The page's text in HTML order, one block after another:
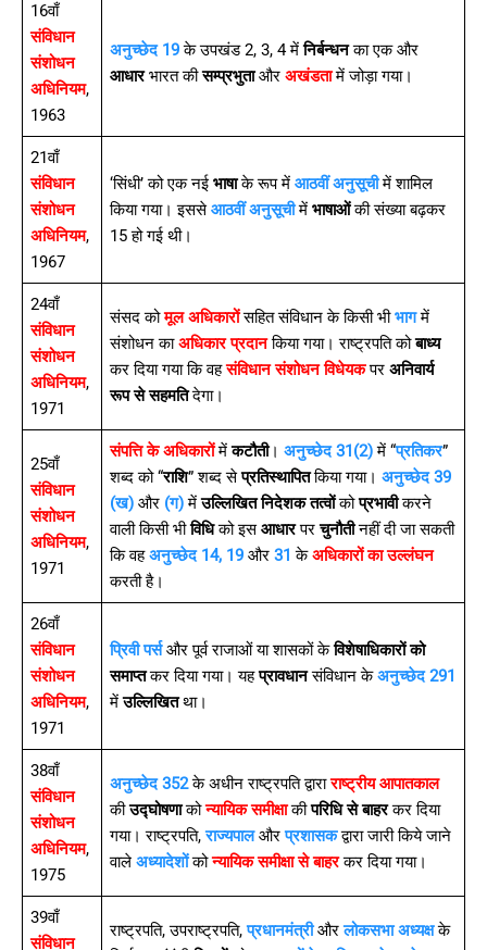
16वाँ
संविधान
संशोधन
अधिनियम,
1963
अनुच्छेद 19के उपखंड 2, 3, 4 मेंनिर्बन्धनका एक और
आधारभारत कीसम्प्रभुताऔरअखंडतामें जोड़ा गया।
21वाँ
संविधान
संशोधन
अधिनियम,
1967
‘सिंधी’ को एक नईभाषाके रूप मेंआठवीं अनुसूचीमें शामिल
किया गया। इससेआठवीं अनुसूचीमेंभाषाओंकी संख्या बढ़कर
15 हो गई थी।
24वाँ
संविधान
संशोधन
अधिनियम,
1971
संसद कोमूल अधिकारोंसहित संविधान के किसी भीभागमें
संशोधन काअधिकार प्रदानकिया गया। राष्ट्रपति कोबाध्य
कर दिया गया कि वहसंविधान संशोधन विधेयकपरअनिवार्य
रूप से सहमतिदेगा।
25वाँ
संविधान
संशोधन
अधिनियम,
1971
संपत्ति के अधिकारोंमेंकटौती।अनुच्छेद 31(2)में “प्रतिकर”
शब्द को “राशि” शब्द सेप्रतिस्थापितकिया गया।अनुच्छेद 39
(ख) और (ग)मेंउल्लिखित निदेशक तत्वोंकोप्रभावीकरने
वाली किसी भीविधिको इसआधारपरचुनौतीनहीं दी जा सकती
कि वहअनुच्छेद 14, 19 और31 केअधिकारों का उल्लंघन
करती है।
26वाँ
संविधान
संशोधन
अधिनियम,
1971
प्रिवी पर्सऔर पूर्व राजाओं या शासकों केविशेषाधिकारों को
समाप्तकर दिया गया। यहप्रावधानसंविधान केअनुच्छेद 291
मेंउल्लिखितथा।
38वाँ
संविधान
संशोधन
अधिनियम,
1975
अनुच्छेद 352के अधीन राष्ट्रपति द्वाराराष्ट्रीय आपातकाल
कीउद्घोषणाकोन्यायिक समीक्षाकीपरिधि से बाहरकर दिया
गया। राष्ट्रपति,राज्यपालऔरप्रशासकद्वारा जारी किये जाने
वालेअध्यादेशोंकोन्यायिक समीक्षा से बाहरकर दिया गया।
39वाँ
संविधान
राष्ट्रपति, उपराष्ट्रपति,प्रधानमंत्रीऔरलोकसभा अध्यक्षके